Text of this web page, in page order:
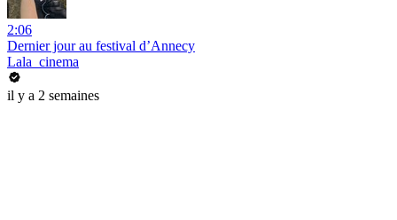
2:06
Dernier jour au festival d’Annecy
Lala_cinema
il y a 2 semaines